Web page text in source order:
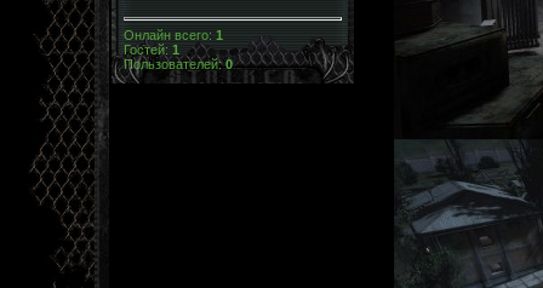
Онлайн всего: 1
Гостей: 1
Пользователей:0